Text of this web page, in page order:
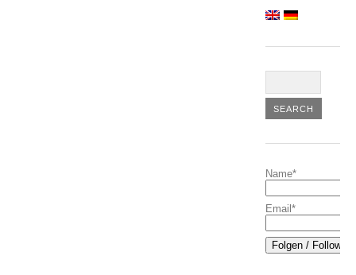
Name*
Email*